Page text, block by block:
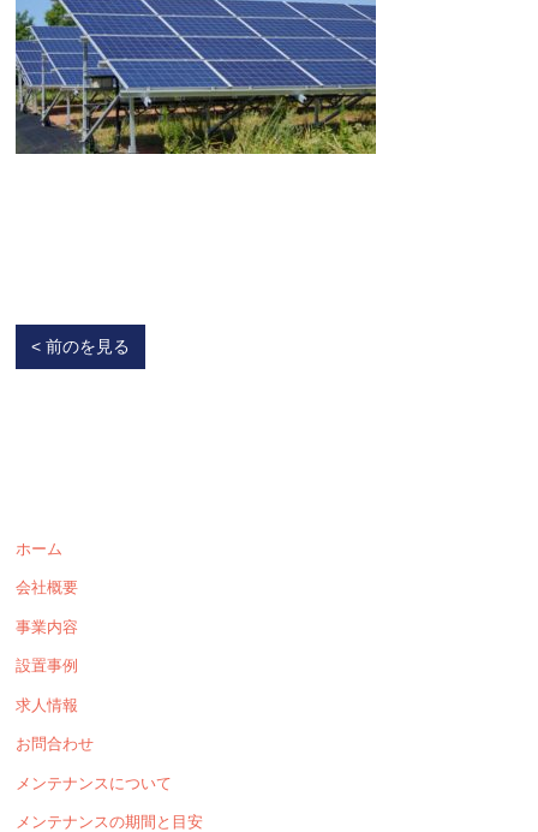
< 前のを見る
ホーム
会社概要
事業内容
設置事例
求人情報
お問合わせ
メンテナンスについて
メンテナンスの期間と目安